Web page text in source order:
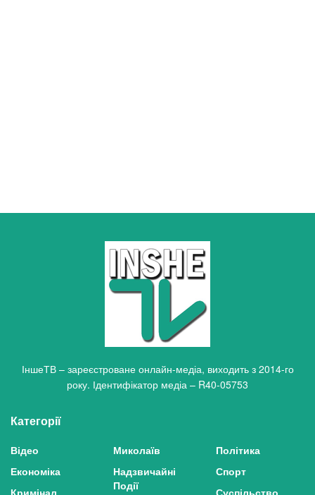
ІншеТВ – зареєстроване онлайн-медіа, виходить з 2014-го
року. Ідентифікатор медіа – R40-05753
Категорії
Відео
Економіка
Кримінал
Миколаїв
Надзвичайні
Події
Політика
Спорт
Суспільство